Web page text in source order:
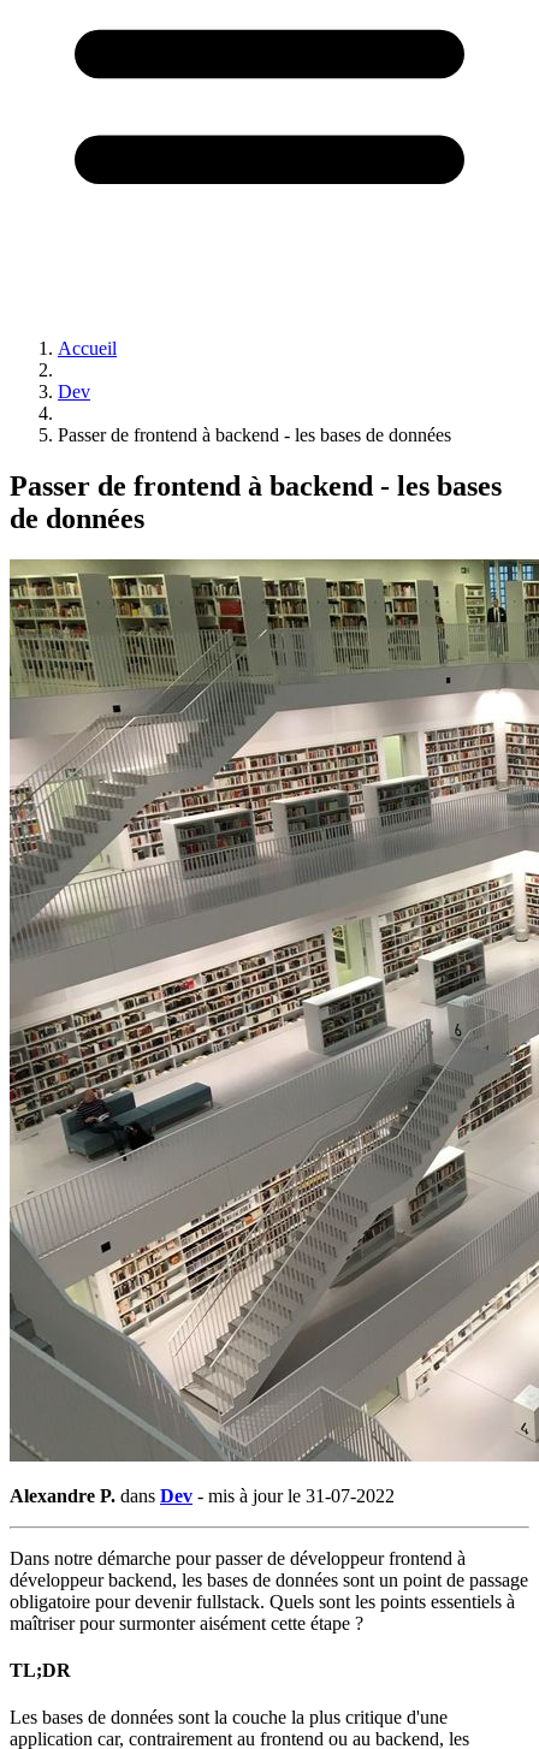
Accueil
Dev
Passer de frontend à backend - les bases de données
Passer de frontend à backend - les bases
de données
Alexandre P. dans Dev - mis à jour le 31-07-2022
Dans notre démarche pour passer de développeur frontend à
développeur backend, les bases de données sont un point de passage
obligatoire pour devenir fullstack. Quels sont les points essentiels à
maîtriser pour surmonter aisément cette étape ?
TL;DR
Les bases de données sont la couche la plus critique d'une
application car, contrairement au frontend ou au backend, les